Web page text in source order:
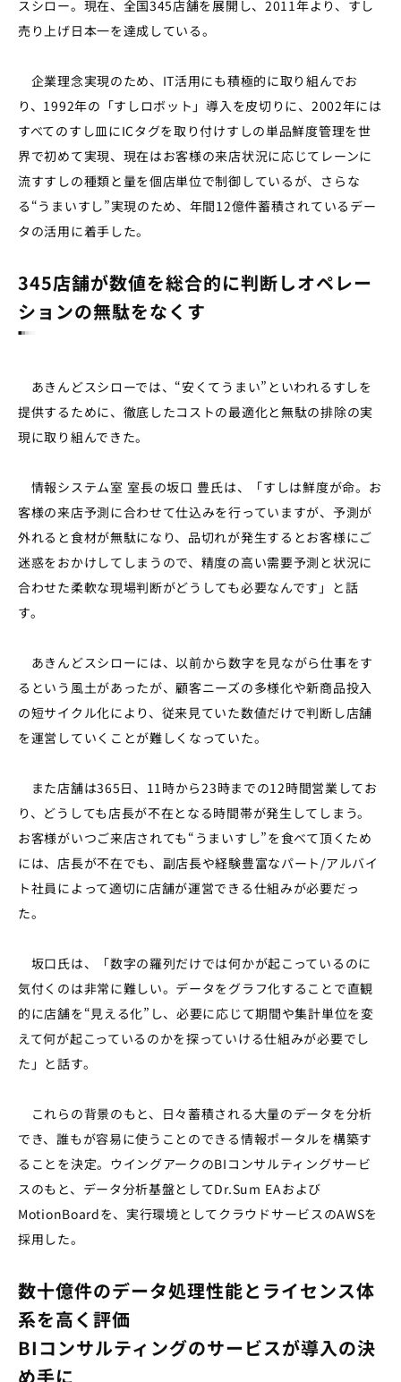
スシロー。現在、全国345店舗を展開し、2011年より、すし
売り上げ日本一を達成している。
企業理念実現のため、IT活用にも積極的に取り組んでお
り、1992年の「すしロボット」導入を皮切りに、2002年には
すべてのすし皿にICタグを取り付けすしの単品鮮度管理を世
界で初めて実現、現在はお客様の来店状況に応じてレーンに
流すすしの種類と量を個店単位で制御しているが、さらな
る“うまいすし”実現のため、年間12億件蓄積されているデー
タの活用に着手した。
345店舗が数値を総合的に判断しオペレー
ションの無駄をなくす
あきんどスシローでは、“安くてうまい”といわれるすしを
提供するために、徹底したコストの最適化と無駄の排除の実
現に取り組んできた。
情報システム室 室長の坂口 豊氏は、「すしは鮮度が命。お
客様の来店予測に合わせて仕込みを行っていますが、予測が
外れると食材が無駄になり、品切れが発生するとお客様にご
迷惑をおかけしてしまうので、精度の高い需要予測と状況に
合わせた柔軟な現場判断がどうしても必要なんです」と話
す。
あきんどスシローには、以前から数字を見ながら仕事をす
るという風土があったが、顧客ニーズの多様化や新商品投入
の短サイクル化により、従来見ていた数値だけで判断し店舗
を運営していくことが難しくなっていた。
また店舗は365日、11時から23時までの12時間営業してお
り、どうしても店長が不在となる時間帯が発生してしまう。
お客様がいつご来店されても“うまいすし”を食べて頂くため
には、店長が不在でも、副店長や経験豊富なパート/アルバイ
ト社員によって適切に店舗が運営できる仕組みが必要だっ
た。
坂口氏は、「数字の羅列だけでは何かが起こっているのに
気付くのは非常に難しい。データをグラフ化することで直観
的に店舗を“見える化”し、必要に応じて期間や集計単位を変
えて何が起こっているのかを探っていける仕組みが必要でし
た」と話す。
これらの背景のもと、日々蓄積される大量のデータを分析
でき、誰もが容易に使うことのできる情報ポータルを構築す
ることを決定。ウイングアークのBIコンサルティングサービ
スのもと、データ分析基盤としてDr.Sum EAおよび
MotionBoardを、実行環境としてクラウドサービスのAWSを
採用した。
数十億件のデータ処理性能とライセンス体
系を高く評価
BIコンサルティングのサービスが導入の決
め手に